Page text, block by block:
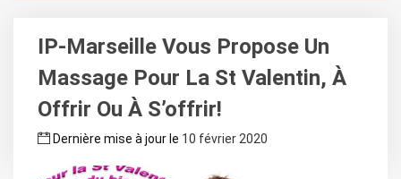
IP-Marseille Vous Propose Un
Massage Pour La St Valentin, À
Offrir Ou À S’offrir!
Dernière mise à jour le 10 février 2020